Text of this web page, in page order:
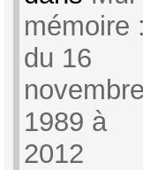
mémoire :
du 16
novembre
1989 à
2012